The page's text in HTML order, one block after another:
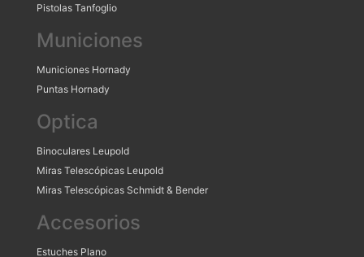
Pistolas Tanfoglio
Municiones
Municiones Hornady
Puntas Hornady
Optica
Binoculares Leupold
Miras Telescópicas Leupold
Miras Telescópicas Schmidt & Bender
Accesorios
Estuches Plano